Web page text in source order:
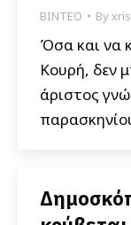
ΒΙΝΤΕΟ By
Όσα και να
Κουρή, δεν
άριστος